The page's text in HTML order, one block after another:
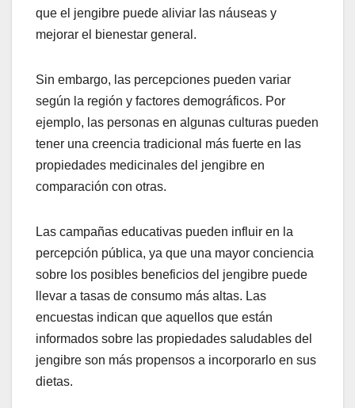
que el jengibre puede aliviar las náuseas y
mejorar el bienestar general.
Sin embargo, las percepciones pueden variar
según la región y factores demográficos. Por
ejemplo, las personas en algunas culturas pueden
tener una creencia tradicional más fuerte en las
propiedades medicinales del jengibre en
comparación con otras.
Las campañas educativas pueden influir en la
percepción pública, ya que una mayor conciencia
sobre los posibles beneficios del jengibre puede
llevar a tasas de consumo más altas. Las
encuestas indican que aquellos que están
informados sobre las propiedades saludables del
jengibre son más propensos a incorporarlo en sus
dietas.